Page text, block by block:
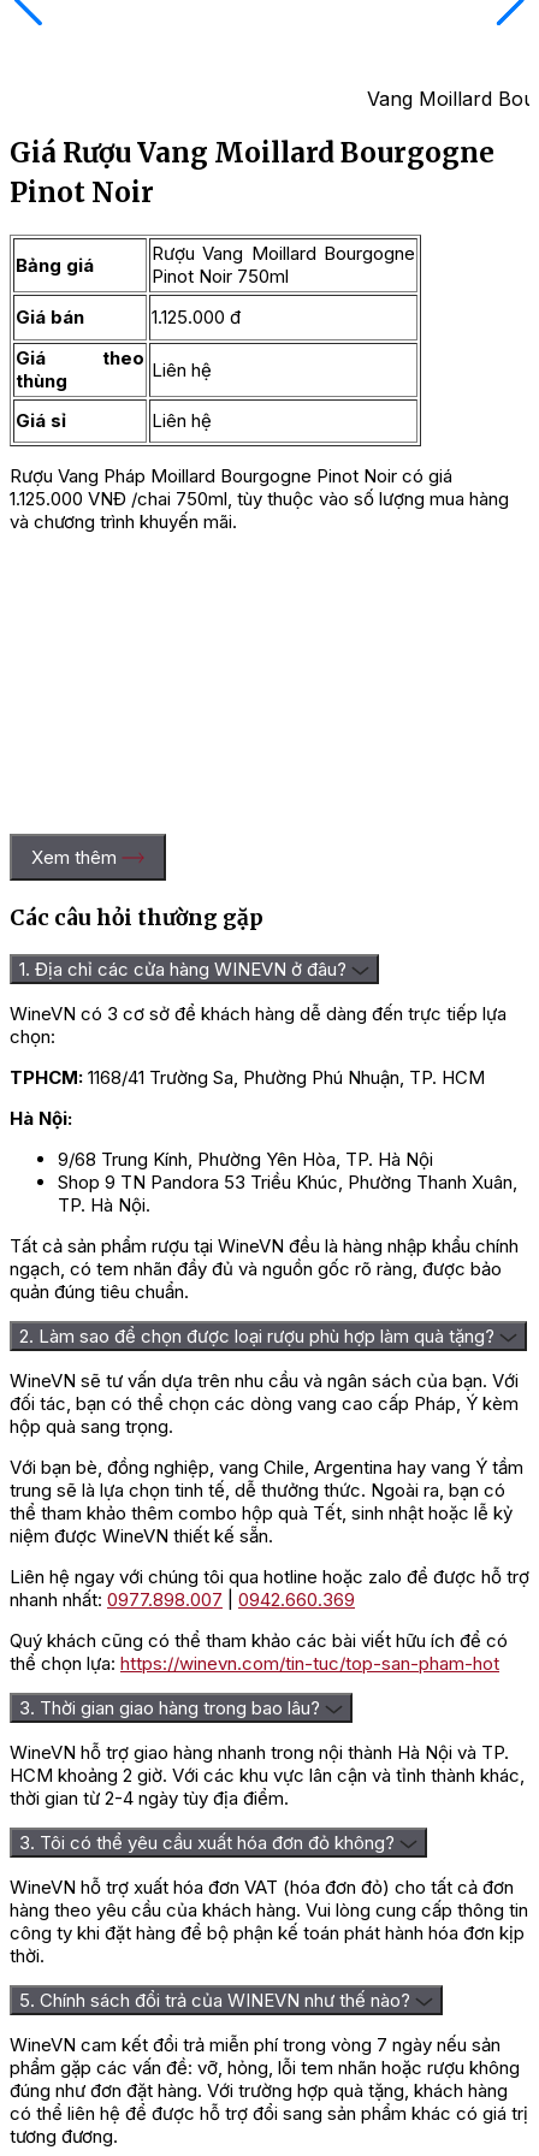
Vang Moillard
Giá Rượu Vang Moillard Bourgogne
Pinot Noir
Bảng giá
Rượu Vang Moillard Bourgogne
Pinot Noir 750ml
Giá bán
1.125.000 đ
Giá theo
thùng
Liên hệ
Giá sỉ Liên hệ
Rượu Vang Pháp Moillard Bourgogne Pinot Noir có giá
1.125.000 VNĐ /chai 750ml, tùy thuộc vào số lượng mua hàng
và chương trình khuyến mãi.
Rượu Vang Moillard Bourgogne Pinot
Thương hiệu rượu vang Maison
Moillard
Maison Moillard là nhà sản xuất rượu vang lâu đời có nguồn gốc
tại Nuits-Saint-Georges, trung tâm của vùng Côte de Nuits,
Bourgogne, Pháp. Gia đình Moillard đã gắn bó với nghề trồng
nho từ trước Cách mạng Pháp, trong khi hoạt động kinh doanh
rượu vang của thương hiệu chính thức phát triển từ giữa thế kỷ
XIX. Trải qua nhiều thế hệ, Maison Moillard từng bước xây dựng
danh tiếng với các dòng vang Bourgogne và Crémant de
Bourgogne mang phong cách thanh lịch, giàu bản sắc vùng
miền.
Danh mục của Maison Moillard trải rộng qua nhiều khu vực nổi
tiếng nhưChablis, Côte de Nuits, Côte de Beaune, Mâconnais
và Beaujolais. Nhà sản xuất chú trọng tuyển chọn nho từ những
terroir phù hợp, vinification riêng theo đặc điểm từng lô và kiểm
soát quá trình trưởng thành để duy trì độ thuần khiết của trái
cây, cấu trúc cân bằng cùng nét tinh tế đặc trưng của rượu
vang Bourgogne.
Hiện Maison Moillard thuộc hệ thống Maison François
Martenot, tiếp tục phát huy kinh nghiệm lâu đời kết hợp với kỹ
thuật sản xuất hiện đại. Các dòng vang của thương hiệu, tiêu
biểu như Moillard Bourgogne Pinot Noir, hướng đến phong cách
dễ tiếp cận nhưng vẫn giữ được chiều sâu, hương thơm đặc
trưng và dấu ấn của giống nho cùng vùng sản xuất.
Vùng Bourgogne và phong cách rượu
vang Moillard
Bourgogne là một trong những vùng rượu vang danh giá nhất
nước Pháp, nổi tiếng với hai giống nho chủ đạo là Pinot Noir
cho vang đỏ và Chardonnay cho vang trắng. Rượu vang đỏ
Bourgogne thường được đánh giá cao ở sự tinh tế, độ acid tươi,
cấu trúc mềm mại và khả năng thể hiện terroir.
Xem thêm
Các câu hỏi thường gặp
1. Địa chỉ các cửa hàng WINEVN ở đâu?
WineVN có 3 cơ sở để khách hàng dễ dàng đến trực tiếp lựa
chọn:
TPHCM: 1168/41 Trường Sa, Phường Phú Nhuận, TP. HCM
Hà Nội:
9/68 Trung Kính, Phường Yên Hòa, TP. Hà Nội
Shop 9 TN Pandora 53 Triều Khúc, Phường Thanh Xuân,
TP. Hà Nội.
Tất cả sản phẩm rượu tại WineVN đều là hàng nhập khẩu chính
ngạch, có tem nhãn đầy đủ và nguồn gốc rõ ràng, được bảo
quản đúng tiêu chuẩn.
2. Làm sao để chọn được loại rượu phù hợp làm quà tặng?
WineVN sẽ tư vấn dựa trên nhu cầu và ngân sách của bạn. Với
đối tác, bạn có thể chọn các dòng vang cao cấp Pháp, Ý kèm
hộp quà sang trọng.
Với bạn bè, đồng nghiệp, vang Chile, Argentina hay vang Ý tầm
trung sẽ là lựa chọn tinh tế, dễ thưởng thức. Ngoài ra, bạn có
thể tham khảo thêm combo hộp quà Tết, sinh nhật hoặc lễ kỷ
niệm được WineVN thiết kế sẵn.
Liên hệ ngay với chúng tôi qua hotline hoặc zalo để được hỗ trợ
nhanh nhất: 0977.898.007
0942.660.369
Quý khách cũng có thể tham khảo các bài viết hữu ích để có
thể chọn lựa: https://winevn.com/tin-tuc/top-san-pham-hot
3. Thời gian giao hàng trong bao lâu?
WineVN hỗ trợ giao hàng nhanh trong nội thành Hà Nội và TP.
HCM khoảng 2 giờ. Với các khu vực lân cận và tỉnh thành khác,
thời gian từ 2-4 ngày tùy địa điểm.
3. Tôi có thể yêu cầu xuất hóa đơn đỏ không?
WineVN hỗ trợ xuất hóa đơn VAT (hóa đơn đỏ) cho tất cả đơn
hàng theo yêu cầu của khách hàng. Vui lòng cung cấp thông tin
công ty khi đặt hàng để bộ phận kế toán phát hành hóa đơn kịp
thời.
5. Chính sách đổi trả của WINEVN như thế nào?
WineVN cam kết đổi trả miễn phí trong vòng 7 ngày nếu sản
phẩm gặp các vấn đề: vỡ, hỏng, lỗi tem nhãn hoặc rượu không
đúng như đơn đặt hàng. Với trường hợp quà tặng, khách hàng
có thể liên hệ để được hỗ trợ đổi sang sản phẩm khác có giá trị
tương đương.